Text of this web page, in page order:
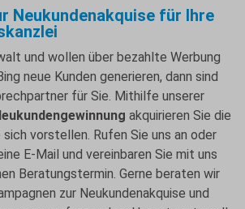
Neukundenakquise für Ihre
und wollen über bezahlte Werbung
neue Kunden generieren, dann sind
für Sie. Mithilfe unserer
akquirieren Sie die
vorstellen. Rufen Sie uns an oder
E-Mail und vereinbaren Sie mit uns
Beratungstermin. Gerne beraten wir
zur Neukundenakquise und